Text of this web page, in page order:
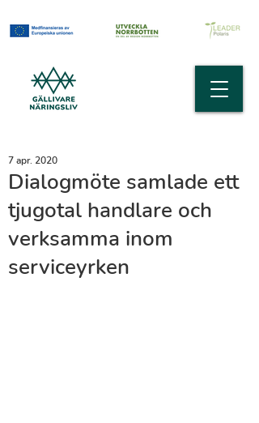
Dialogmöte samlade ett
tjugotal handlare och
verksamma inom
serviceyrken
7 apr. 2020